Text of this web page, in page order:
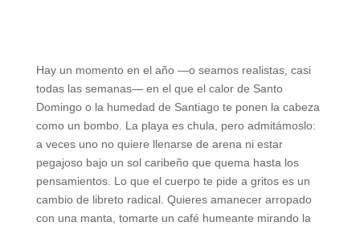
Hay un momento en el año —o seamos realistas, casi
todas las semanas— en el que el calor de Santo
Domingo o la humedad de Santiago te ponen la cabeza
como un bombo. La playa es chula, pero admitámoslo:
a veces uno no quiere llenarse de arena ni estar
pegajoso bajo un sol caribeño que quema hasta los
pensamientos. Lo que el cuerpo te pide a gritos es un
cambio de libreto radical. Quieres amanecer arropado
con una manta, tomarte un café humeante mirando la